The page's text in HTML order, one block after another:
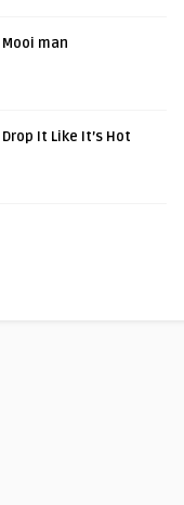
man
It Like It’s Hot